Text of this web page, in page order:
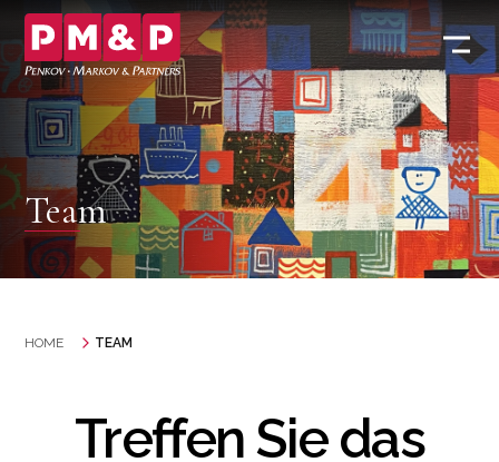
Team
HOME TEAM
Treffen Sie das